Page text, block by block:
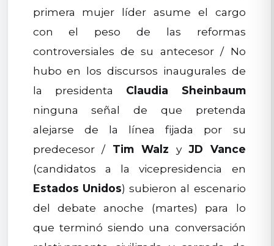
primera mujer líder asume el cargo
con el peso de las reformas
controversiales de su antecesor / No
hubo en los discursos inaugurales de
la presidenta Claudia Sheinbaum
ninguna señal de que pretenda
alejarse de la línea fijada por su
predecesor / Tim Walz yJD Vance
(candidatos a la vicepresidencia en
Estados Unidos) subieron al escenario
del debate anoche (martes) para lo
que terminó siendo una conversación